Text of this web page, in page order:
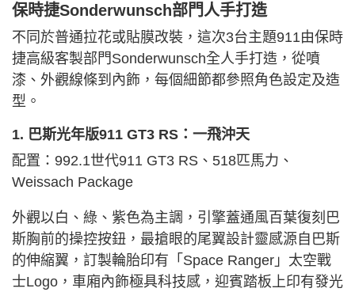
保時捷Sonderwunsch部門人手打造
不同於普通拉花或貼膜改裝，這次3台主題911由保時
捷高級客製部門Sonderwunsch全人手打造，從噴
漆、外觀線條到內飾，每個細節都參照角色設定及造
型。
1. 巴斯光年版911 GT3 RS：一飛沖天
配置：992.1世代911 GT3 RS、518匹馬力、
Weissach Package
外觀以白、綠、紫色為主調，引擎蓋通風百葉復刻巴
斯胸前的操控按鈕，最搶眼的尾翼設計靈感源自巴斯
的伸縮翼，訂製輪胎印有「Space Ranger」太空戰
士Logo，車廂內飾極具科技感，迎賓踏板上印有發光